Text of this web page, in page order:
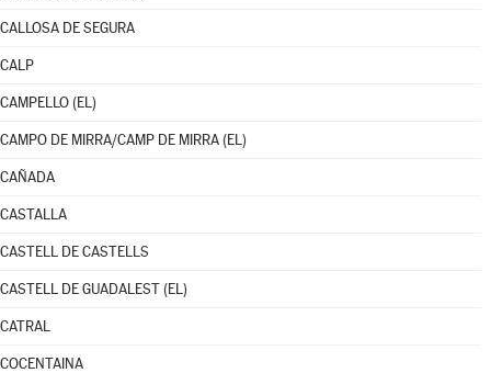
CALLOSA DE SEGURA
CALP
CAMPELLO (EL)
CAMPO DE MIRRA/CAMP DE MIRRA (EL)
CAÑADA
CASTALLA
CASTELL DE CASTELLS
CASTELL DE GUADALEST (EL)
CATRAL
COCENTAINA